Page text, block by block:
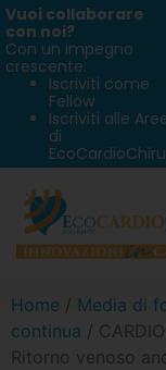
Vuoi collaborare
con noi?
Con un impegno
crescente:
Iscriviti come
Fellow
Iscriviti alle
di
Home / Media di
continua /
Ritorno venoso